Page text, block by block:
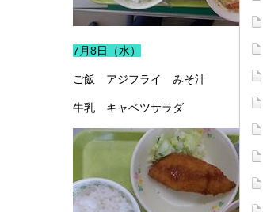
7月8日（水）
ご飯 アジフライ みそ汁
牛乳 キャベツサラダ